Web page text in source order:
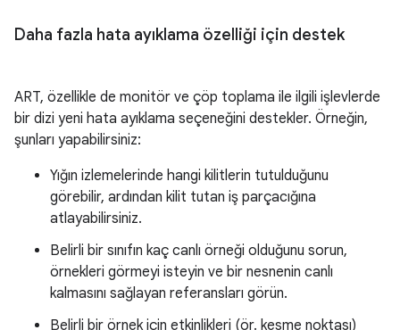
Daha fazla hata ayıklama özelliği için destek
ART, özellikle de monitör ve çöp toplama ile ilgili işlevlerde
bir dizi yeni hata ayıklama seçeneğini destekler. Örneğin,
şunları yapabilirsiniz:
Yığın izlemelerinde hangi kilitlerin tutulduğunu
görebilir, ardından kilit tutan iş parçacığına
atlayabilirsiniz.
Belirli bir sınıfın kaç canlı örneği olduğunu sorun,
örnekleri görmeyi isteyin ve bir nesnenin canlı
kalmasını sağlayan referansları görün.
Belirli bir örnek için etkinlikleri (ör. kesme noktası)